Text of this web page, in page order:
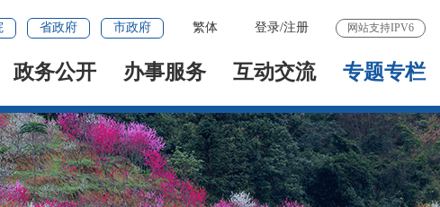
省政府 市政府 繁体 登录/注册 网站支持IPV6
政务公开 办事服务 互动交流 专题专栏